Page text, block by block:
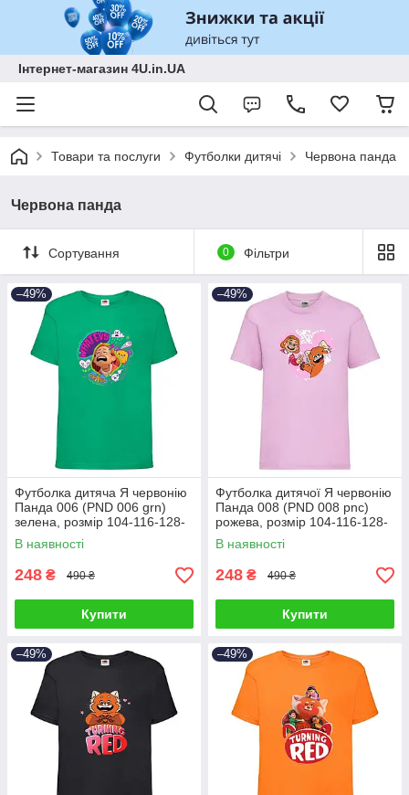
Інтернет-магазин 4U.in.UA
Товари та послуги Футболки дитячі Червона панда
Червона панда
Сортування 0 Фільтри
–49%
Футболка дитяча Я червонію
Панда 006 (PND 006 grn)
зелена, розмір 104-116-128-
140-1152-164 см
В наявності
248 ₴ 490 ₴
Купити
–49%
Футболка дитячої Я червонію
Панда 008 (PND 008 pnc)
рожева, розмір 104-116-128-
140-152-164 см
В наявності
248 ₴ 490 ₴
Купити
–49% –49%